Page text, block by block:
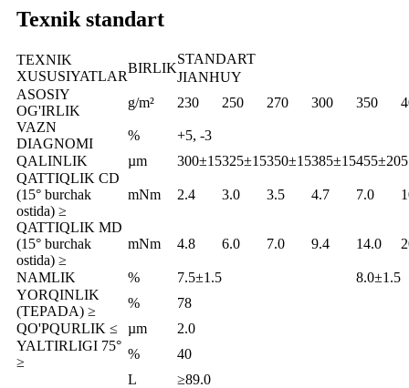
Texnik standart
TEXNIK
XUSUSIYATLAR
BIRLIK
STANDART
JIANHUY
ASOSIY
OG'IRLIK
g/m² 230 250 270 300 350
VAZN
DIAGNOMI
%
+5, -3
QALINLIK
µm 300±15325±15350±15385±15455±20
QATTIQLIK CD
(15° burchak
ostida) ≥
mNm 2.4 3.0 3.5 4.7 7.0
QATTIQLIK MD
(15° burchak
ostida) ≥
mNm 4.8 6.0 7.0 9.4 14.0
NAMLIK % 7.5±1.5
8.0±1.5
YORQINLIK
(TEPADA) ≥
%
78
QO'PQURLIK ≤
µm
2.0
YALTIRLIGI 75°
≥
% 40
L
≥89.0